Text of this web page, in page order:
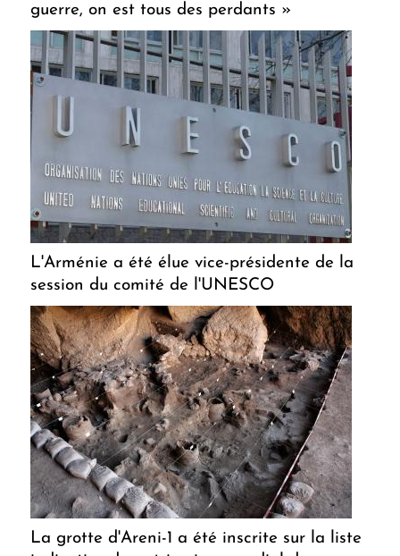
guerre, on est tous des perdants »
L'Arménie a été élue vice-présidente de la
session du comité de l'UNESCO
La grotte d'Areni-1 a été inscrite sur la liste